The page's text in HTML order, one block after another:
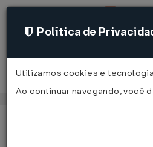
Política de
Utilizamos cookies e
Ao continuar navegando, você